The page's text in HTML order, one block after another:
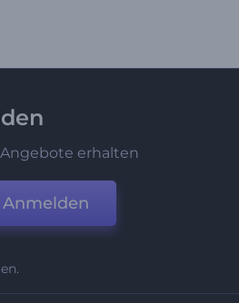
erhalten
Anmelden